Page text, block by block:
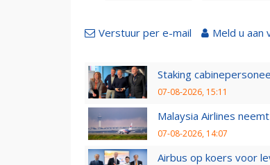
Verstuur per e-mail Meld u aan
Staking
07-08-2026, 15:11
Malaysia Airlines
07-08-2026, 14:07
Airbus op koers voor